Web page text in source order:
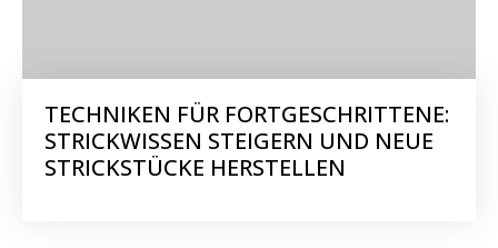
TECHNIKEN FÜR FORTGESCHRITTENE:
STRICKWISSEN STEIGERN UND NEUE
STRICKSTÜCKE HERSTELLEN